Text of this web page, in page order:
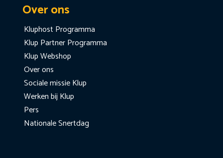
Over ons
Kluphost Programma
Klup Partner Programma
Klup Webshop
Over ons
Sociale missie Klup
Werken bij Klup
Pers
Nationale Snertdag